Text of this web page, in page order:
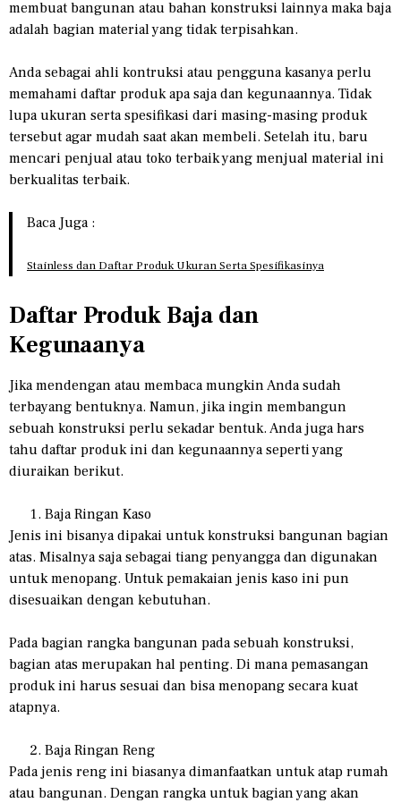
membuat bangunan atau bahan konstruksi lainnya maka baja
adalah bagian material yang tidak terpisahkan.
Anda sebagai ahli kontruksi atau pengguna kasanya perlu
memahami daftar produk apa saja dan kegunaannya. Tidak
lupa ukuran serta spesifikasi dari masing-masing produk
tersebut agar mudah saat akan membeli. Setelah itu, baru
mencari penjual atau toko terbaik yang menjual material ini
berkualitas terbaik.
Baca Juga :
Stainless dan Daftar Produk Ukuran Serta Spesifikasinya
Daftar Produk Baja dan
Kegunaanya
Jika mendengan atau membaca mungkin Anda sudah
terbayang bentuknya. Namun, jika ingin membangun
sebuah konstruksi perlu sekadar bentuk. Anda juga hars
tahu daftar produk ini dan kegunaannya seperti yang
diuraikan berikut.
Baja Ringan Kaso
Jenis ini bisanya dipakai untuk konstruksi bangunan bagian
atas. Misalnya saja sebagai tiang penyangga dan digunakan
untuk menopang. Untuk pemakaian jenis kaso ini pun
disesuaikan dengan kebutuhan.
Pada bagian rangka bangunan pada sebuah konstruksi,
bagian atas merupakan hal penting. Di mana pemasangan
produk ini harus sesuai dan bisa menopang secara kuat
atapnya.
Baja Ringan Reng
Pada jenis reng ini biasanya dimanfaatkan untuk atap rumah
atau bangunan. Dengan rangka untuk bagian yang akan